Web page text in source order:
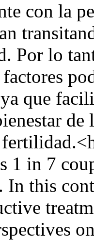
con la
Por lo
que
de
1 in 7
In this